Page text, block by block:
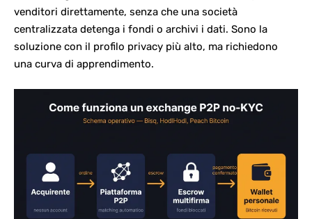
venditori direttamente, senza che una società
centralizzata detenga i fondi o archivi i dati. Sono la
soluzione con il profilo privacy più alto, ma richiedono
una curva di apprendimento.